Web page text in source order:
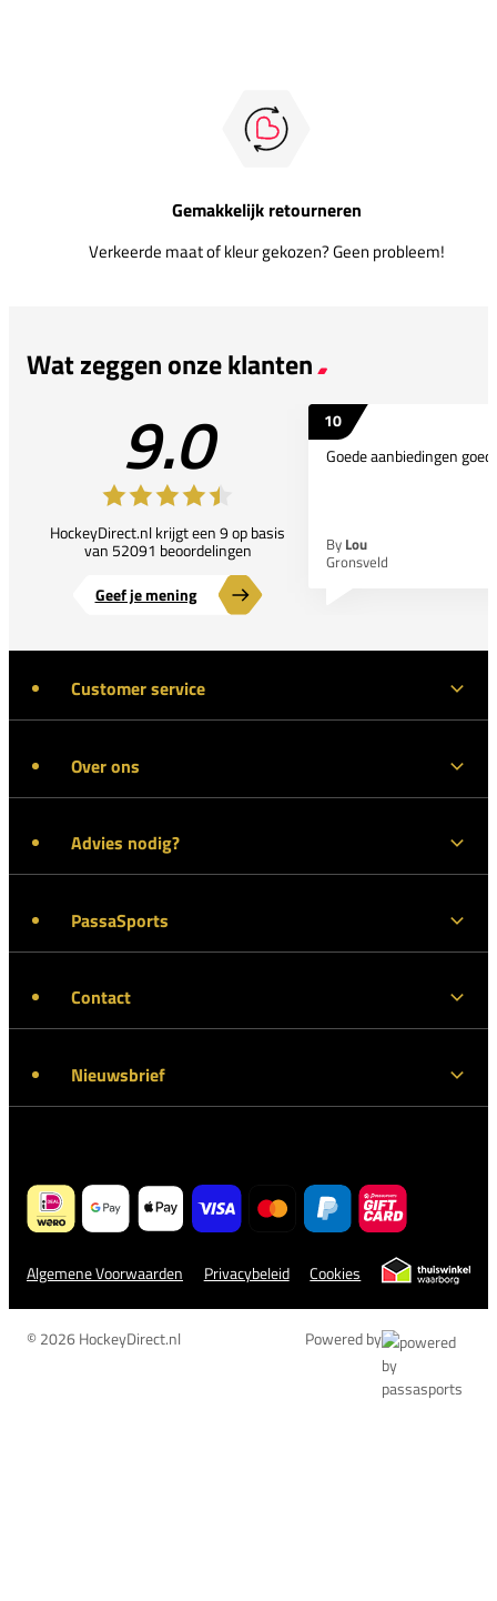
Gemakkelijk retourneren
Verkeerde maat of kleur gekozen? Geen probleem!
Wat zeggen onze klanten
9.0
HockeyDirect.nl krijgt een 9 op basis
van 52091 beoordelingen
Geef je mening
10
Goede aanbiedingen
By Lou
Gronsveld
Customer service
Over ons
Advies nodig?
PassaSports
Contact
Nieuwsbrief
Algemene Voorwaarden Privacybeleid Cookies
© 2026 HockeyDirect.nl Powered by